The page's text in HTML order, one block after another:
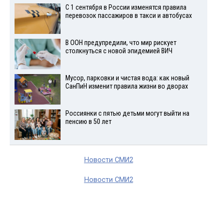
С 1 сентября в России изменятся правила
перевозок пассажиров в такси и автобусах
В ООН предупредили, что мир рискует
столкнуться с новой эпидемией ВИЧ
Мусор, парковки и чистая вода: как новый
СанПиН изменит правила жизни во дворах
Россиянки с пятью детьми могут выйти на
пенсию в 50 лет
Новости СМИ2
Новости СМИ2